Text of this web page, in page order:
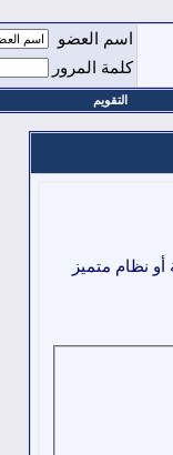
اسم العضو
كلمة المرور
التقويم
نظام متميز